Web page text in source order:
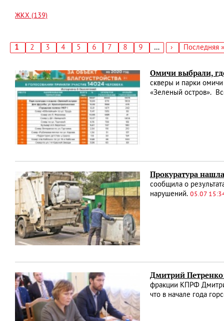
ЖКХ (139)
Текущая
1 Страница
2 Страница
3 Страница
4 Страница
5 Страница
6 Страница
7 Страница
8 Страница
9 …
Следующая
›
Последняя
Последняя »
Омичи выбрали,
скверы и парки омичи
«Зеленый остров».
Прокуратура
сообщила о
нарушений. 05.07
Дмитрий
фракции КПРФ
что в начале года